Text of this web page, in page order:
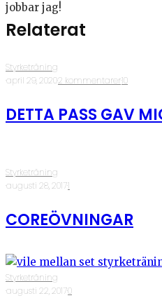
jobbar jag!
Relaterat
Styrketräning
·april 29, 2020·2 kommentarer·10
DETTA PASS GAV
Styrketräning
·augusti 28, 2017·1
COREÖVNINGAR
Styrketräning
·augusti 22, 2017·0